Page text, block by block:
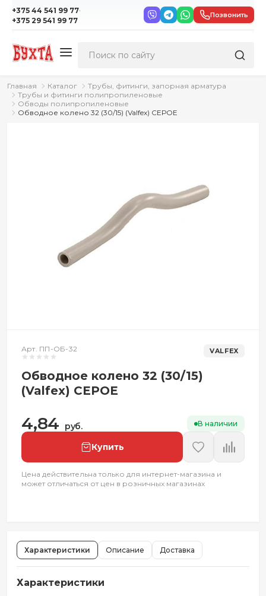
+375 44 541 99 77·
+375 29 541 99 77
Позвонить
Главная Каталог
Трубы, фитинги, запорная арматура
Трубы и фитинги полипропиленовые
Обводы полипропиленовые
Обводное колено 32 (30/15) (Valfex) СЕРОЕ
Арт. ПП-ОБ-32 VALFEX
Обводное колено 32 (30/15)
(Valfex) СЕРОЕ
4,84 руб. В наличии
Купить
Цена действительна только для интернет-магазина и
может отличаться от цен в розничных магазинах
Характеристики Описание Доставка
Характеристики